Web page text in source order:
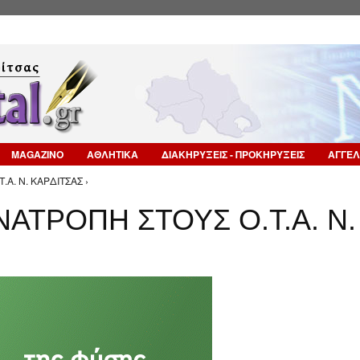
MAGAZINO ΑΘΛΗΤΙΚΑ ΔΙΑΚΗΡΥΞΕΙΣ - ΠΡΟΚΗΡΥΞΕΙΣ
Ν. ΚΑΡΔΙΤΣΑΣ ›
ΣΤΟΥΣ Ο.Τ.Α. Ν.